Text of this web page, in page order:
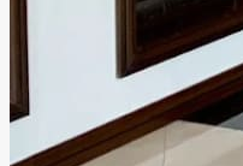
Trei Recepciones es un
norte de Saltillo, ideal
Con capacidad de hasta
amplio y sofisticado,
cuida cada detalle para
experiencia única.